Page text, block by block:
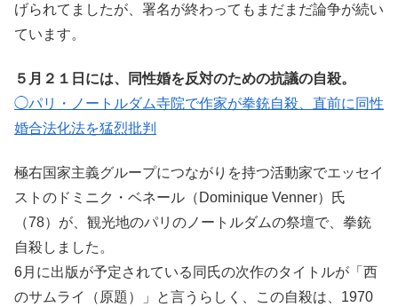
げられてましたが、署名が終わってもまだまだ論争が続い
ています。
５月２１日には、同性婚を反対のための抗議の自殺。
◯パリ・ノートルダム寺院で作家が拳銃自殺、直前に同性
婚合法化法を猛烈批判
極右国家主義グループにつながりを持つ活動家でエッセイ
ストのドミニク・ベネール（Dominique Venner）氏
（78）が、観光地のパリのノートルダムの祭壇で、拳銃
自殺しました。
6月に出版が予定されている同氏の次作のタイトルが「西
のサムライ（原題）」と言うらしく、この自殺は、1970